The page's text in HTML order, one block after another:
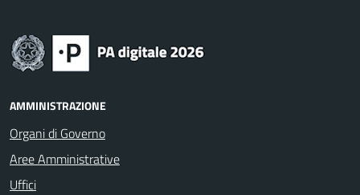
AMMINISTRAZIONE
Organi di Governo
Aree Amministrative
Uffici